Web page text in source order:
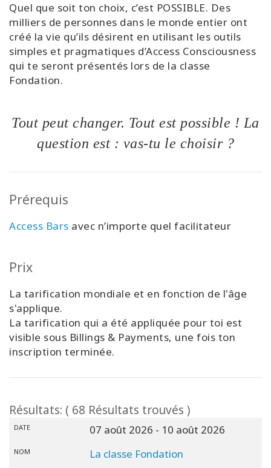
Quel que soit ton choix, c’est POSSIBLE. Des
milliers de personnes dans le monde entier ont
créé la vie qu’ils désirent en utilisant les outils
simples et pragmatiques d’Access Consciousness
qui te seront présentés lors de la classe
Fondation.
Tout peut changer. Tout est possible ! La
question est : vas-tu le choisir ?
Prérequis
Access Bars avec n’importe quel facilitateur
Prix
La tarification mondiale et en fonction de l'âge
s'applique.
La tarification qui a été appliquée pour toi est
visible sous Billings & Payments, une fois ton
inscription terminée.
Résultats: ( 68 Résultats trouvés )
DATE 07 août 2026 - 10 août 2026
NOM La classe Fondation